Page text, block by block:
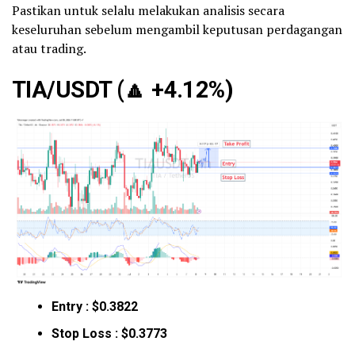
Pastikan untuk selalu melakukan analisis secara
keseluruhan sebelum mengambil keputusan perdagangan
atau trading.
TIA/USDT (🔼 +4.12%)
Entry : $0.3822
Stop Loss : $0.3773